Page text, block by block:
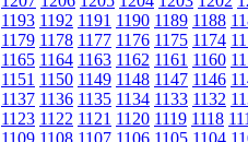
1193 1192 1191 1190 1189 1188
1179 1178 1177 1176 1175 1174
1165 1164 1163 1162 1161 1160
1151 1150 1149 1148 1147 1146
1137 1136 1135 1134 1133 1132
1123 1122 1121 1120 1119 1118